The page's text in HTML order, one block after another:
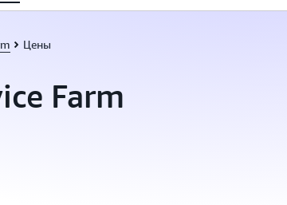
Цены
Farm